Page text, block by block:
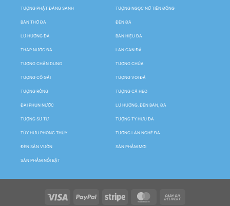
TƯỢNG PHẬT ĐẢNG SANH TƯỢNG NGỌC NỮ TIÊN ĐỒNG
BÀN THỜ ĐÁ ĐÈN ĐÁ
LƯ HƯƠNG ĐÁ BẢN HIỆU ĐÁ
THÁP NƯỚC ĐÁ LAN CAN ĐÁ
TƯỢNG CHÂN DUNG TƯỢNG CHÚA
TƯỢNG CÔ GÁI TƯỢNG VOI ĐÁ
TƯỢNG RỒNG TƯỢNG CÁ HEO
ĐÀI PHUN NƯỚC LƯ HƯƠNG, ĐÈN BÀN, ĐÁ
TƯỢNG SƯ TỬ TƯỢNG TỲ HƯU ĐÁ
TÙY HƯU PHONG THỦY TƯỢNG LÂN NGHÊ ĐÁ
ĐÈN SÂN VƯỜN SẢN PHẨM MỚI
SẢN PHẨM NỔI BẬT